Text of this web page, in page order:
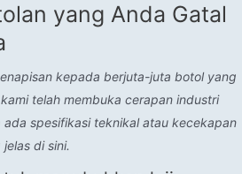
yang Anda Gatal
kepada berjuta-juta botol yang
telah membuka cerapan industri
ada spesifikasi teknikal atau kecekapan
di sini.